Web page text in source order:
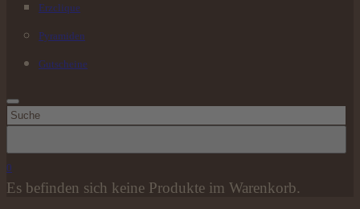
Erzclique
Pyramiden
Gutscheine
Suchen
nach:
0
Es befinden sich keine Produkte im Warenkorb.